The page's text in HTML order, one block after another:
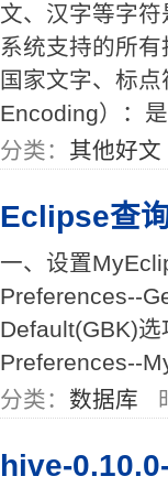
文、汉字等字
系统支持的所
国家文字、标
Encoding）：
分类： 其他好文
Eclipse查
一、设置
Preferences--
Default(GBK)
Preferences--
分类： 数据库
hive-